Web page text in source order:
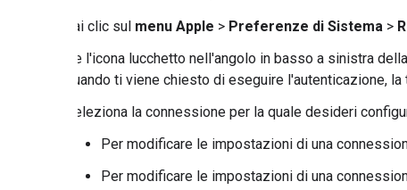
Fai clic sul menu Apple > Preferenze di Sistema >
Se l'icona lucchetto nell'angolo in basso a sinistra
quando ti viene chiesto di eseguire l'autenticazione, la
Seleziona la connessione per la quale desideri
Per modificare le impostazioni di una
Per modificare le impostazioni di una